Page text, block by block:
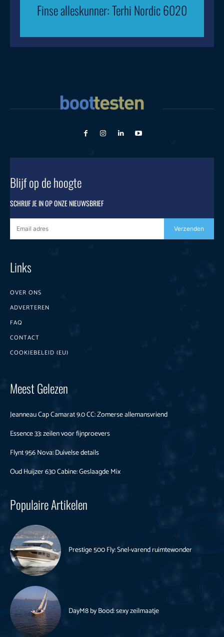
Finse alleskunner: Terhi Nordic 6020
Blijf op de hoogte
SCHRIJF JE IN OP ONZE NIEUWSBRIEF
Verzenden
Links
OVER ONS
ADVERTEREN
FAQ
CONTACT
COOKIEBELEID (EU)
Meest Gelezen
Jeanneau Cap Camarat 9.0 CC: Zomerse allemansvriend
Essence 33: zeilen voor fijnproevers
Flynt 956 Nova: Duivelse details
Oud Huijzer 630 Cabine: Geslaagde Mix
Populaire Artikelen
Prestige 500 Fly: Snel-varend ruimtewonder
DayM8 by Bood: sexy zeilmaatje